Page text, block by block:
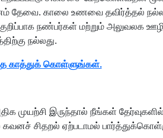
தேவை. காலை உணவை தவிர்த்தல்
நண்பர்கள் மற்றும் அலுவலக
நல்லது.
காத்துக் கொள்ளுங்கள்.
முயற்சி இருந்தால் நீங்கள்
சிதறல் ஏற்படாமல்